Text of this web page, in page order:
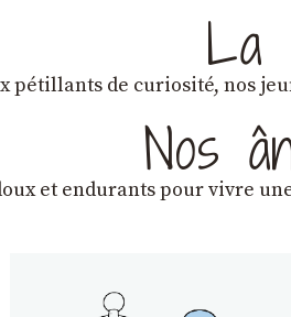
La
pétillants de curiosité, nos
Nos
et endurantspour vivre